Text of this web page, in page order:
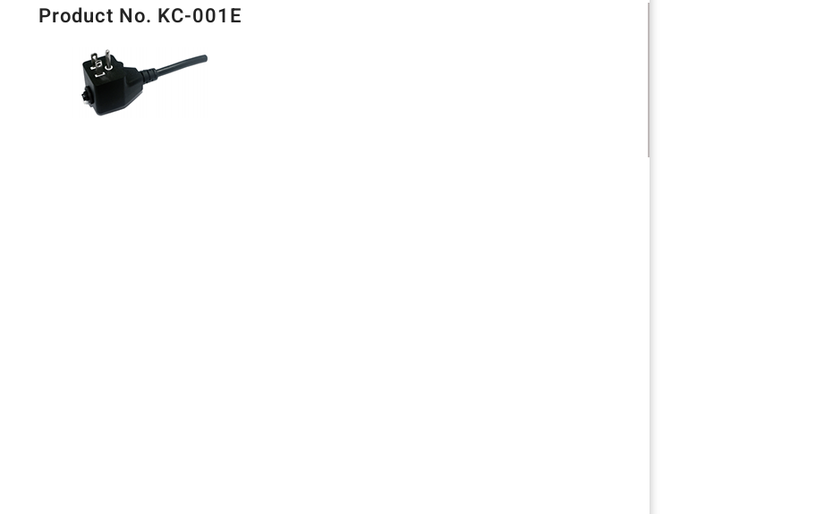
Product No. KC-001E